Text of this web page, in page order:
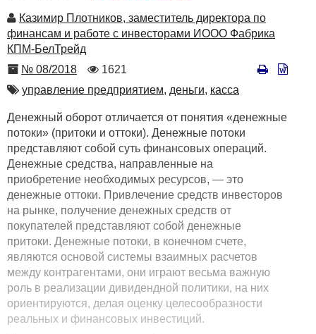
Автор
Казимир Плотников, заместитель директора по
финансам и работе с инвесторами ИООО Фабрика
КПМ-БелТрейд
Номер
№ 08/2018
Количество
1621
Автор
управление предприятием, деньги, касса
Денежный оборот отличается от понятия «денежные
потоки» (притоки и оттоки). Денежные потоки
представляют собой суть финансовых операций.
Денежные средства, направленные на
приобретение необходимых ресурсов, — это
денежные оттоки. Привлечение средств инвесторов
на рынке, получение денежных средств от
покупателей представляют собой денежные
притоки. Денежные потоки, в конечном счете,
являются основой системы взаимных расчетов
между контрагентами, они играют весьма важную
роль в реализации дивидендной политики, на них
ориентируются, делая оценку целесообразности
реальных и финансовых инвестиций.